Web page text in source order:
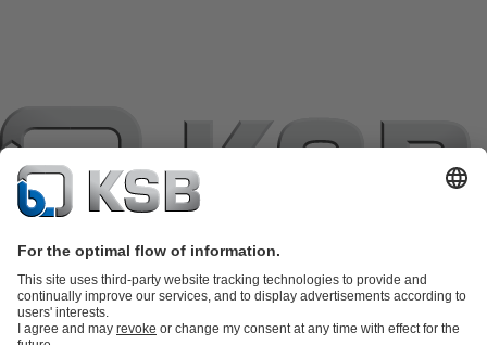
แค็ตตาล็อกผลิตภัณฑ์อะไหล่บริการด้านเทคนิคตะกร้าสินค้า